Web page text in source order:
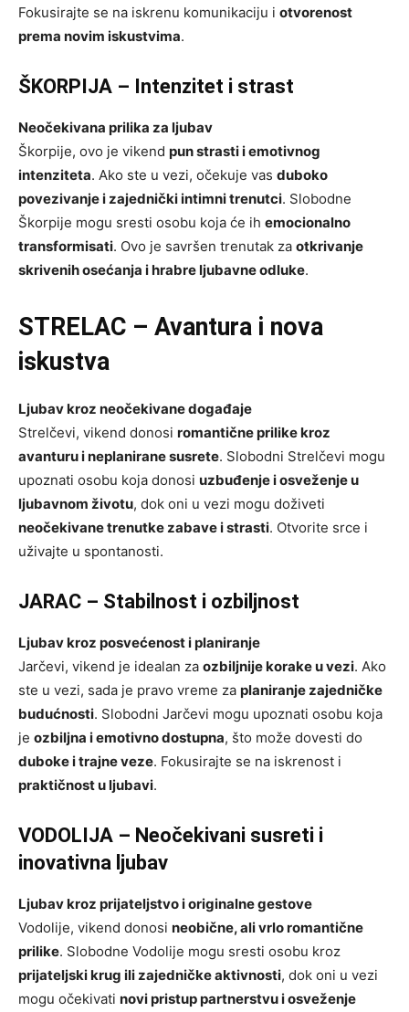
Fokusirajte se na iskrenu komunikaciju i otvorenost
prema novim iskustvima.
ŠKORPIJA – Intenzitet i strast
Neočekivana prilika za ljubav
Škorpije, ovo je vikend pun strasti i emotivnog
intenziteta. Ako ste u vezi, očekuje vas duboko
povezivanje i zajednički intimni trenutci. Slobodne
Škorpije mogu sresti osobu koja će ih emocionalno
transformisati. Ovo je savršen trenutak za otkrivanje
skrivenih osećanja i hrabre ljubavne odluke.
STRELAC – Avantura i nova
iskustva
Ljubav kroz neočekivane događaje
Strelčevi, vikend donosi romantične prilike kroz
avanturu i neplanirane susrete. Slobodni Strelčevi mogu
upoznati osobu koja donosi uzbuđenje i osveženje u
ljubavnom životu, dok oni u vezi mogu doživeti
neočekivane trenutke zabave i strasti. Otvorite srce i
uživajte u spontanosti.
JARAC – Stabilnost i ozbiljnost
Ljubav kroz posvećenost i planiranje
Jarčevi, vikend je idealan za ozbiljnije korake u vezi. Ako
ste u vezi, sada je pravo vreme za planiranje zajedničke
budućnosti. Slobodni Jarčevi mogu upoznati osobu koja
je ozbiljna i emotivno dostupna, što može dovesti do
duboke i trajne veze. Fokusirajte se na iskrenost i
praktičnost u ljubavi.
VODOLIJA – Neočekivani susreti i
inovativna ljubav
Ljubav kroz prijateljstvo i originalne gestove
Vodolije, vikend donosi neobične, ali vrlo romantične
prilike. Slobodne Vodolije mogu sresti osobu kroz
prijateljski krug ili zajedničke aktivnosti, dok oni u vezi
mogu očekivati novi pristup partnerstvu i osveženje